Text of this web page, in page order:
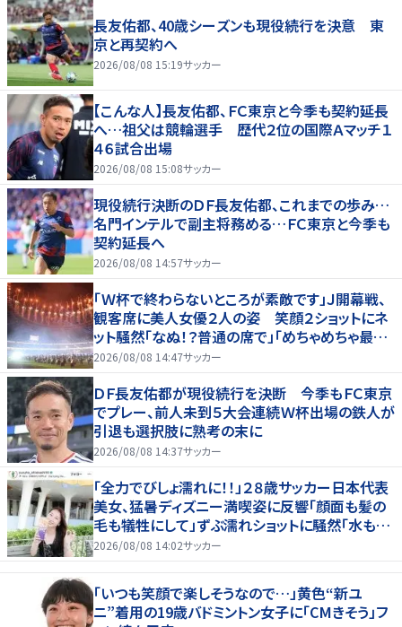
長友佑都、40歳シーズンも現役続行を決意 東
京と再契約へ
2026/08/08 15:19サッカー
【こんな人】長友佑都、ＦＣ東京と今季も契約延長
へ…祖父は競輪選手 歴代２位の国際Ａマッチ１
４６試合出場
2026/08/08 15:08サッカー
現役続行決断のＤＦ長友佑都、これまでの歩み…
名門インテルで副主将務める…ＦＣ東京と今季も
契約延長へ
2026/08/08 14:57サッカー
「Ｗ杯で終わらないところが素敵です」Ｊ開幕戦、
観客席に美人女優２人の姿 笑顔２ショットにネ
ット騒然「なぬ！？普通の席で」「めちゃめちゃ最上
級に可愛すぎ」
2026/08/08 14:47サッカー
ＤＦ長友佑都が現役続行を決断 今季もＦＣ東京
でプレー、前人未到５大会連続Ｗ杯出場の鉄人が
引退も選択肢に熟考の末に
2026/08/08 14:37サッカー
「全力でびしょ濡れに！！」２８歳サッカー日本代表
美女、猛暑ディズニー満喫姿に反響「顔面も髪の
毛も犠牲にして」ずぶ濡れショットに騒然「水も滴
る」「女優さんかと」
2026/08/08 14:02サッカー
「いつも笑顔で楽しそうなので…」黄色“新ユ
ニ”着用の19歳バドミントン女子に「CMきそう」フ